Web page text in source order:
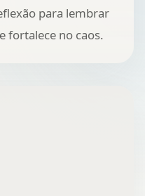
para lembrar
fortalece no caos.